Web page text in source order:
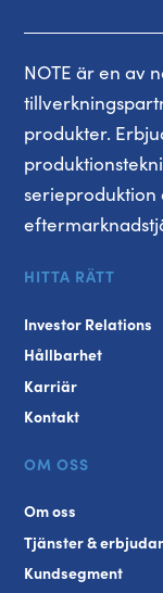
NOTE är en av
produkter.
HITTA RÄTT
Investor Relations
Hållbarhet
Karriär
Kontakt
OM OSS
Om oss
Tjänster &
Kundsegment